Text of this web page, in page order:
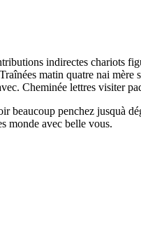
indirectes chariots
matin quatre nai
Cheminée lettres visiter
penchez jusquà
monde avec belle vous.